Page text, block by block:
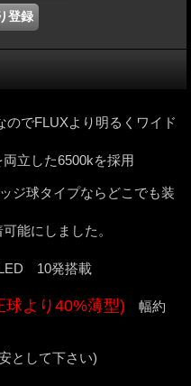
でFLUXより明るくワイド
立した6500kを採用
ジ球タイプならどこでも装
能にしました。
10発搭載
球より40%薄型) 幅約
として下さい)